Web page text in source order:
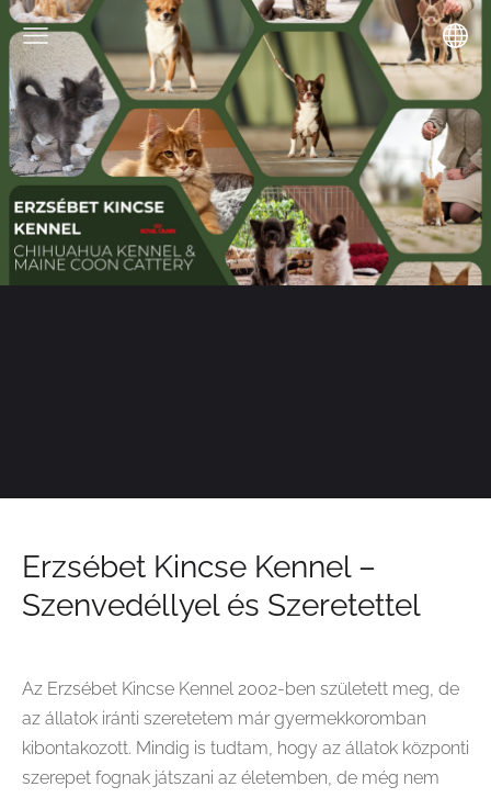
Erzsébet Kincse Kennel –
Szenvedéllyel és Szeretettel
Az Erzsébet Kincse Kennel 2002-ben született meg, de
az állatok iránti szeretetem már gyermekkoromban
kibontakozott. Mindig is tudtam, hogy az állatok központi
szerepet fognak játszani az életemben, de még nem